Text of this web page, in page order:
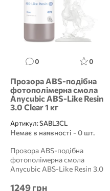
0 0
Прозора ABS-подібна
фотополімерна смола
Anycubic ABS-Like Resin
3.0 Clear 1 кг
Артикул:SABL3CL
Немає в наявності - 0 шт.
Прозора ABS-подібна
фотополімерна смола
Anycubic ABS-Like Resin 3.0
Re...
1249 грн